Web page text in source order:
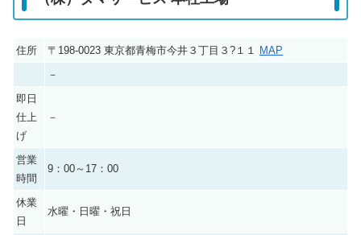
住所 〒198-0023 東京都青梅市今井３丁目３?１１
MAP
－
即日
仕上
げ
－
営業
時間
9：00～17：00
休業
日
水曜・日曜・祝日